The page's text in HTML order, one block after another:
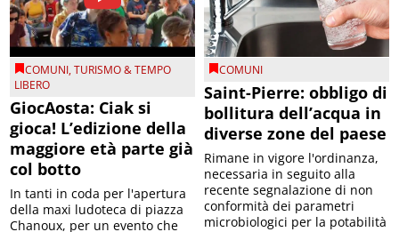
COMUNI,TURISMO & TEMPO
LIBERO
GiocAosta: Ciak si
gioca! L’edizione della
maggiore età parte già
col botto
In tanti in coda per l'apertura
della maxi ludoteca di piazza
Chanoux, per un evento che
COMUNI
Saint-Pierre: obbligo di
bollitura dell’acqua in
diverse zone del paese
Rimane in vigore l'ordinanza,
necessaria in seguito alla
recente segnalazione di non
conformità dei parametri
microbiologici per la potabilità